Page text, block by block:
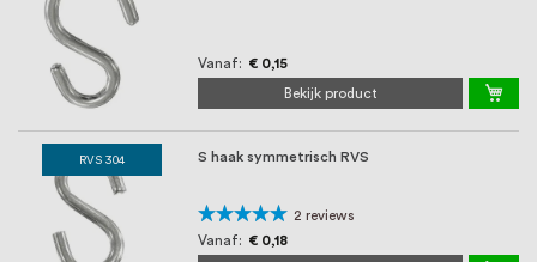
oprichting staat persoonlijke service bij
ons voorop, want we geloven dat een
goede relatie met onze klanten het
verschil maakt.
Vanaf € 0,15
Bekijk product
RVS 304 S haak symmetrisch RVS
Waardering:
100%
2 reviews
Vanaf
€ 0,18